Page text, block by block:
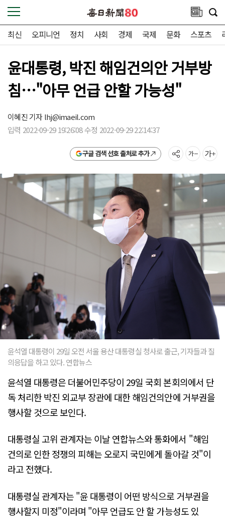
최신 오피니언 정치 사회 경제 국제 문화 스포츠
윤대통령, 박진 해임건의안 거부방
침…"아무 언급 안할 가능성"
이혜진 기자lhj@imaeil.com
입력 2022-09-29 19:26:08 수정 2022-09-29 22:14:37
구글 검색 선호 출처로 추가
윤석열 대통령이 29일 오전 서울 용산 대통령실 청사로 출근, 기자들과 질
의응답을 하고 있다. 연합뉴스
윤석열 대통령은 더불어민주당이 29일 국회 본회의에서 단
독 처리한 박진 외교부 장관에 대한 해임건의안에 거부권을
행사할 것으로 보인다.
대통령실 고위 관계자는 이날 연합뉴스와 통화에서 "해임
건의로 인한 정쟁의 피해는 오로지 국민에게 돌아갈 것"이
라고 전했다.
대통령실 관계자는 "윤 대통령이 어떤 방식으로 거부권을
행사할지 미정"이라며 "아무 언급도 안 할 가능성도 있